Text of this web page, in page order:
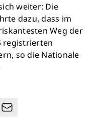
weiter: Die
dazu, dass im
Weg der
registrierten
so die Nationale